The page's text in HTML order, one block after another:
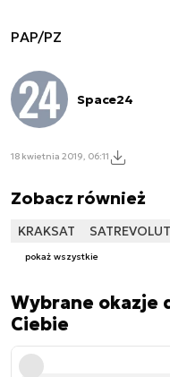
PAP/PZ
Space24
18 kwietnia 2019, 06:11
Zobacz również
KRAKSAT
pokaż wszystkie
Wybrane okazje
Ciebie